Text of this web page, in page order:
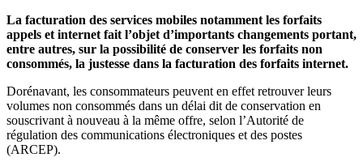
La facturation des services mobiles notamment les forfaits
appels et internet fait l’objet d’importants changements portant,
entre autres, sur la possibilité de conserver les forfaits non
consommés, la justesse dans la facturation des forfaits internet.
Dorénavant, les consommateurs peuvent en effet retrouver leurs
volumes non consommés dans un délai dit de conservation en
souscrivant à nouveau à la même offre, selon l’Autorité de
régulation des communications électroniques et des postes
(ARCEP).